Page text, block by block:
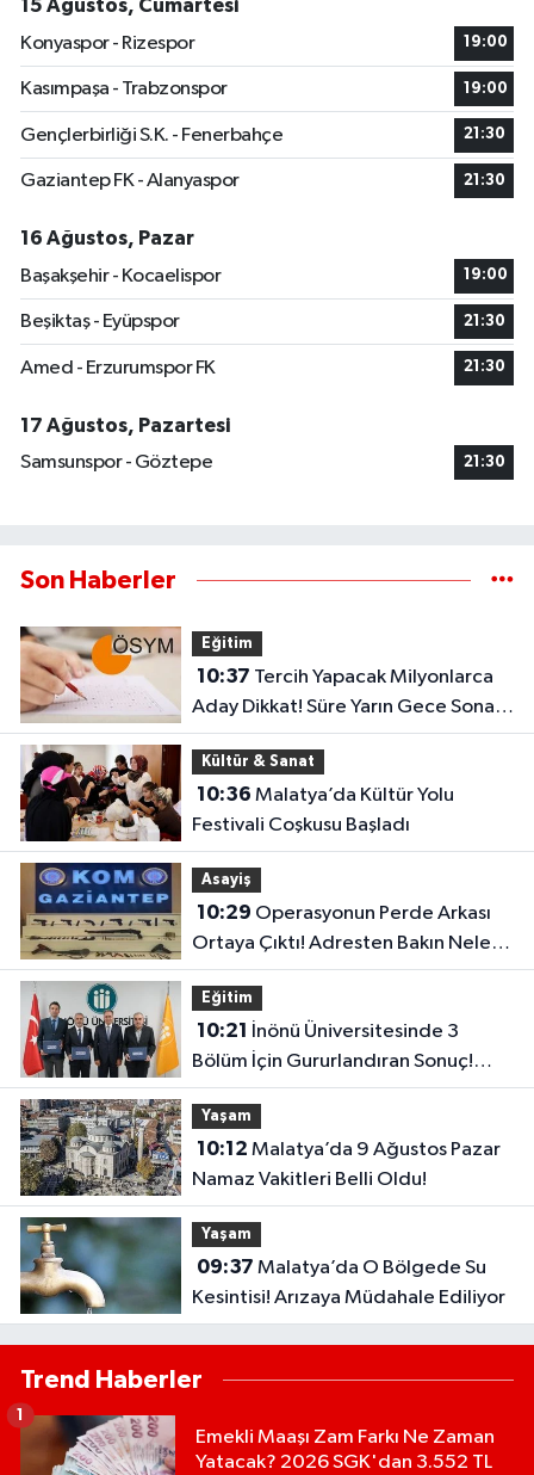
15 Ağustos, Cumartesi
Konyaspor - Rizespor
19:00
Kasımpaşa - Trabzonspor 19:00
Gençlerbirliği S.K. - Fenerbahçe 21:30
Gaziantep FK - Alanyaspor 21:30
16 Ağustos, Pazar
Başakşehir - Kocaelispor
19:00
Beşiktaş - Eyüpspor 21:30
Amed - Erzurumspor FK 21:30
17 Ağustos, Pazartesi
Samsunspor - Göztepe
21:30
Son Haberler
Eğitim
10:37
Aday Dikkat! Süre Yarın Gece Sona
Eriyor
Kültür & Sanat
10:36
Festivali Coşkusu Başladı
Asayiş
10:29
Ortaya Çıktı! Adresten Bakın Neler
Çıktı
Eğitim
10:21
Bölüm İçin Gururlandıran Sonuç!
2028’e Kadar Geçerli
Yaşam
10:12
Namaz Vakitleri Belli Oldu!
Yaşam
09:37
Kesintisi! Arızaya Müdahale Ediliyor
Trend Haberler
Emekli Maaşı Zam Farkı Ne Zaman
Yatacak? 2026 SGK'dan 3.552 TL
1